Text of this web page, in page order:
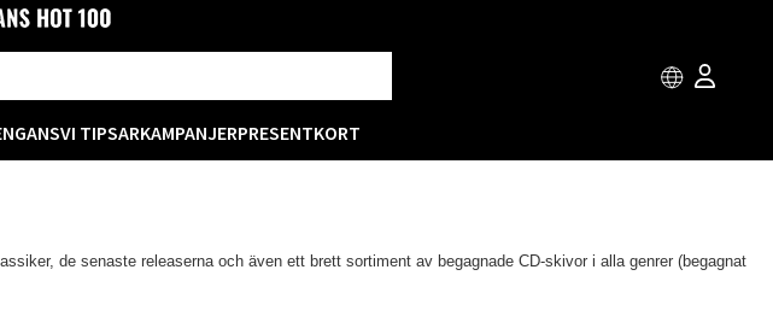
VI TIPSARKAMPANJERPRESENTKORT
de senaste releaserna och även ett brett sortiment av begagnade CD-skivor i alla genrer (begagnat